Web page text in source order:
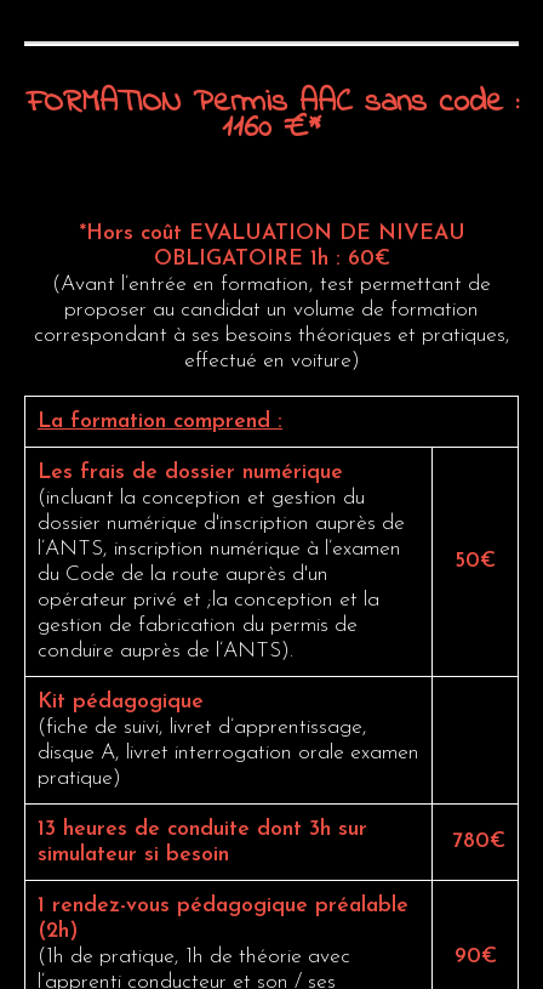
FORMATION Permis AAC sans code :
1160 €*
*Hors coût EVALUATION DE NIVEAU
OBLIGATOIRE 1h : 60€
(Avant l’entrée en formation, test permettant de
proposer au candidat un volume de formation
correspondant à ses besoins théoriques et pratiques,
effectué en voiture)
La formation comprend :
Les frais de dossier numérique
(incluant la conception et gestion du
dossier numérique d'inscription auprès de
l’ANTS, inscription numérique à l’examen
du Code de la route auprès d'un
opérateur privé et ;la conception et la
gestion de fabrication du permis de
conduire auprès de l’ANTS).
50€
Kit pédagogique
(fiche de suivi, livret d’apprentissage,
disque A, livret interrogation orale examen
pratique)
13 heures de conduite dont 3h sur
simulateur si besoin
780€
1 rendez-vous pédagogique préalable
(2h)
(1h de pratique, 1h de théorie avec
l’apprenti conducteur et son / ses
90€